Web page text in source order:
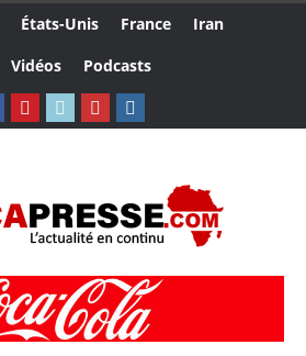
États-Unis France
Iran
Vidéos Podcasts